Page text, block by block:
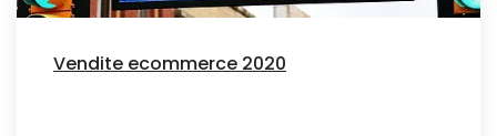
Vendite ecommerce 2020